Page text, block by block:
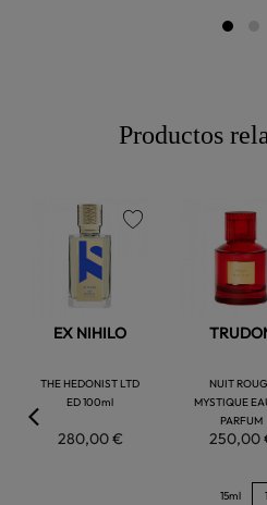
Productos
EX NIHILO
THE HEDONIST LTD
ED 100ml
280,00 €
NUIT
MYSTIQUE
PARFUM
250,00
15ml